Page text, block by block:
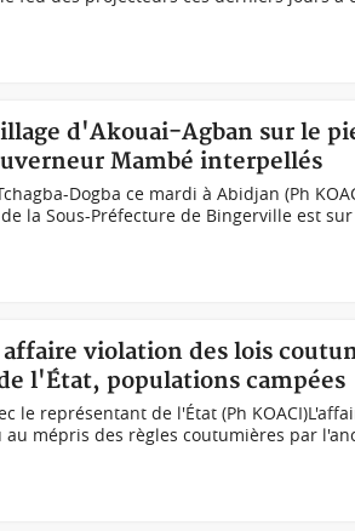
d'Akouai-Agban sur le
Mambé interpellés
Dogba ce mardi à Abidjan (Ph
la Sous-Préfecture de Bingerville est
violation des lois
l'État, populations campées
le représentant de l'État (Ph
mépris des règles coutumières par